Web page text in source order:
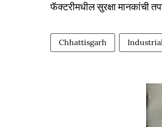
फॅक्टरीमधील सुरक्षा मानकांची
Chhattisgarh